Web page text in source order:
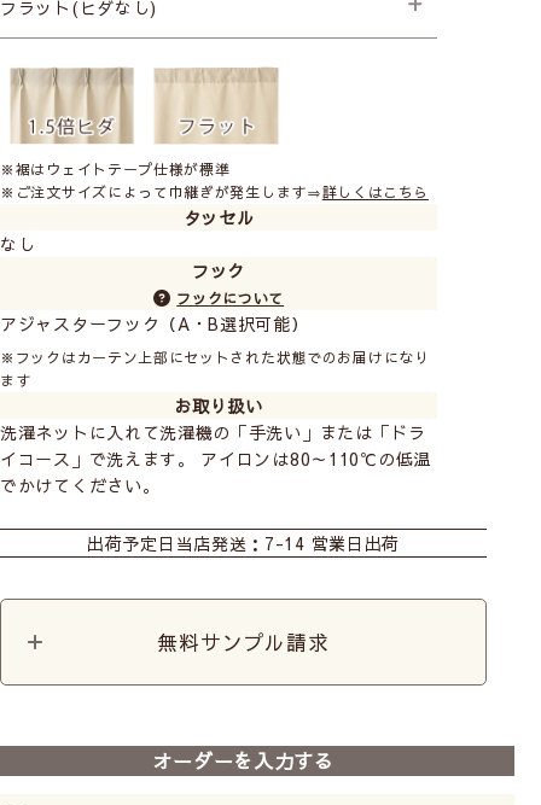
フラット(ヒダなし)
※裾はウェイトテープ仕様が標準
※ご注文サイズによって巾継ぎが発生します⇒詳しくはこちら
タッセル
なし
フック
フックについて
アジャスターフック（A・B選択可能）
※フックはカーテン上部にセットされた状態でのお届けになり
ます
お取り扱い
洗濯ネットに入れて洗濯機の「手洗い」または「ドラ
イコース」で洗えます。 アイロンは80～110℃の低温
でかけてください。
出荷予定日 当店発送：7-14 営業日出荷
無料サンプル請求
オーダーを入力する